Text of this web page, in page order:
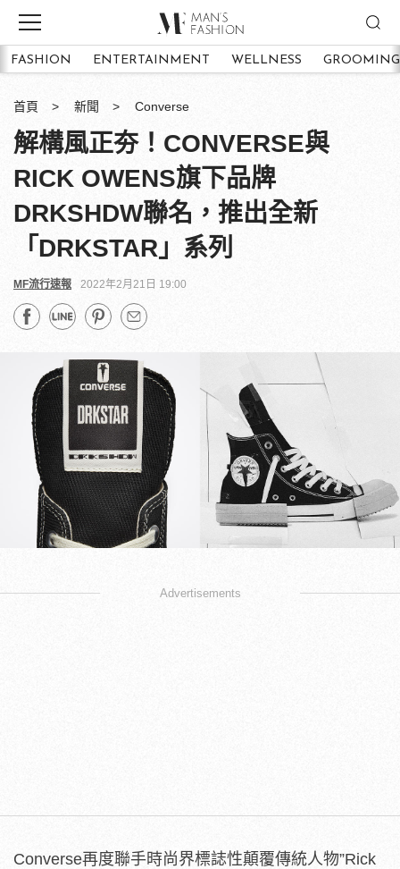
FASHION ENTERTAINMENT WELLNESS GROOMING
首頁 新聞 Converse
解構風正夯！CONVERSE與
RICK OWENS旗下品牌
DRKSHDW聯名，推出全新
「DRKSTAR」系列
MF流行速報 2022年2月21日 19:00
Advertisements
Converse再度聯手時尚界標誌性顛覆傳統人物”Rick